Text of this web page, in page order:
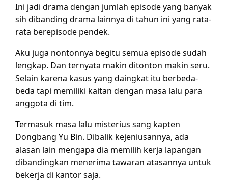
Ini jadi drama dengan jumlah episode yang banyak
sih dibanding drama lainnya di tahun ini yang rata-
rata berepisode pendek.
Aku juga nontonnya begitu semua episode sudah
lengkap. Dan ternyata makin ditonton makin seru.
Selain karena kasus yang daingkat itu berbeda-
beda tapi memiliki kaitan dengan masa lalu para
anggota di tim.
Termasuk masa lalu misterius sang kapten
Dongbang Yu Bin. Dibalik kejeniusannya, ada
alasan lain mengapa dia memilih kerja lapangan
dibandingkan menerima tawaran atasannya untuk
bekerja di kantor saja.